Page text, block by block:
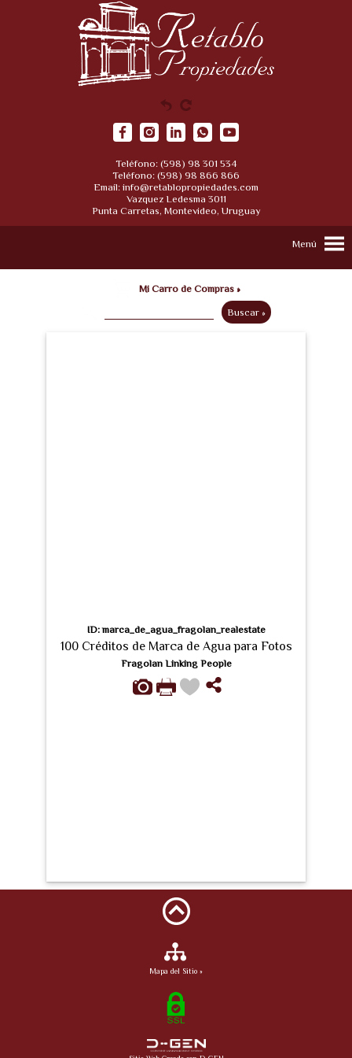
Teléfono: (598) 98 301 534
Teléfono: (598) 98 866 866
Email: info@retablopropiedades.com
Vazquez Ledesma 3011
Punta Carretas, Montevideo, Uruguay
Menú
Mi Carro de Compras »
ID: marca_de_agua_fragolan_realestate
100 Créditos de Marca de Agua para Fotos
Fragolan Linking People
Mapa del Sitio »